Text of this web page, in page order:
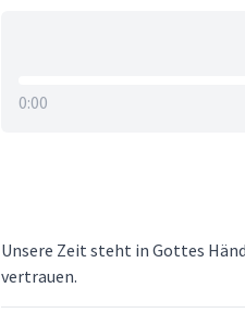
0:00
Unsere Zeit steht in Gottes
vertrauen.